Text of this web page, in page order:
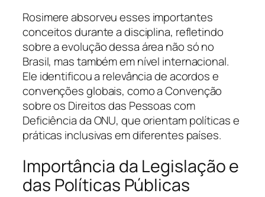
Rosimere absorveu esses importantes
conceitos durante a disciplina, refletindo
sobre a evolução dessa área não só no
Brasil, mas também em nível internacional.
Ele identificou a relevância de acordos e
convenções globais, como a Convenção
sobre os Direitos das Pessoas com
Deficiência da ONU, que orientam políticas e
práticas inclusivas em diferentes países.
Importância da Legislação e
das Políticas Públicas